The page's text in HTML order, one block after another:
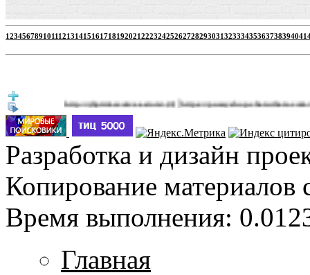
1234567891011121314151617181920212223242526272829303132333435363738394041
http://jbprimecurves.store/(3)|https://pussyshop.chaturbate.com/male-
Разработка и дизайн
Копирование материалов
Время выполнения:
Главная